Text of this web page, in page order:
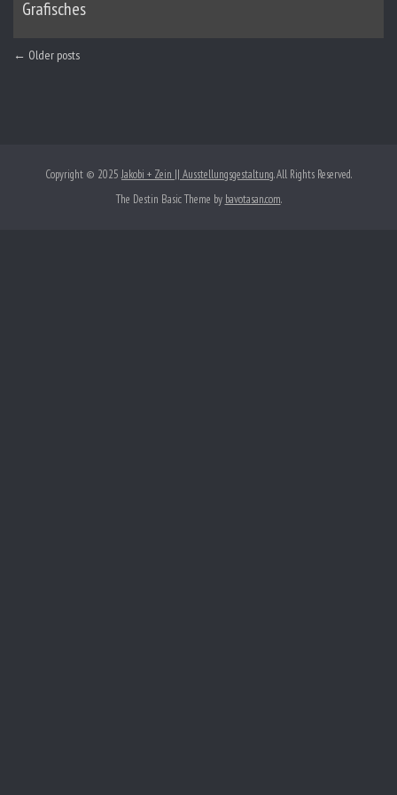
Grafisches
← Older posts
Copyright © 2025Jakobi + Zein || Ausstellungsgestaltung. All Rights Reserved.
The Destin Basic Theme by bavotasan.com.